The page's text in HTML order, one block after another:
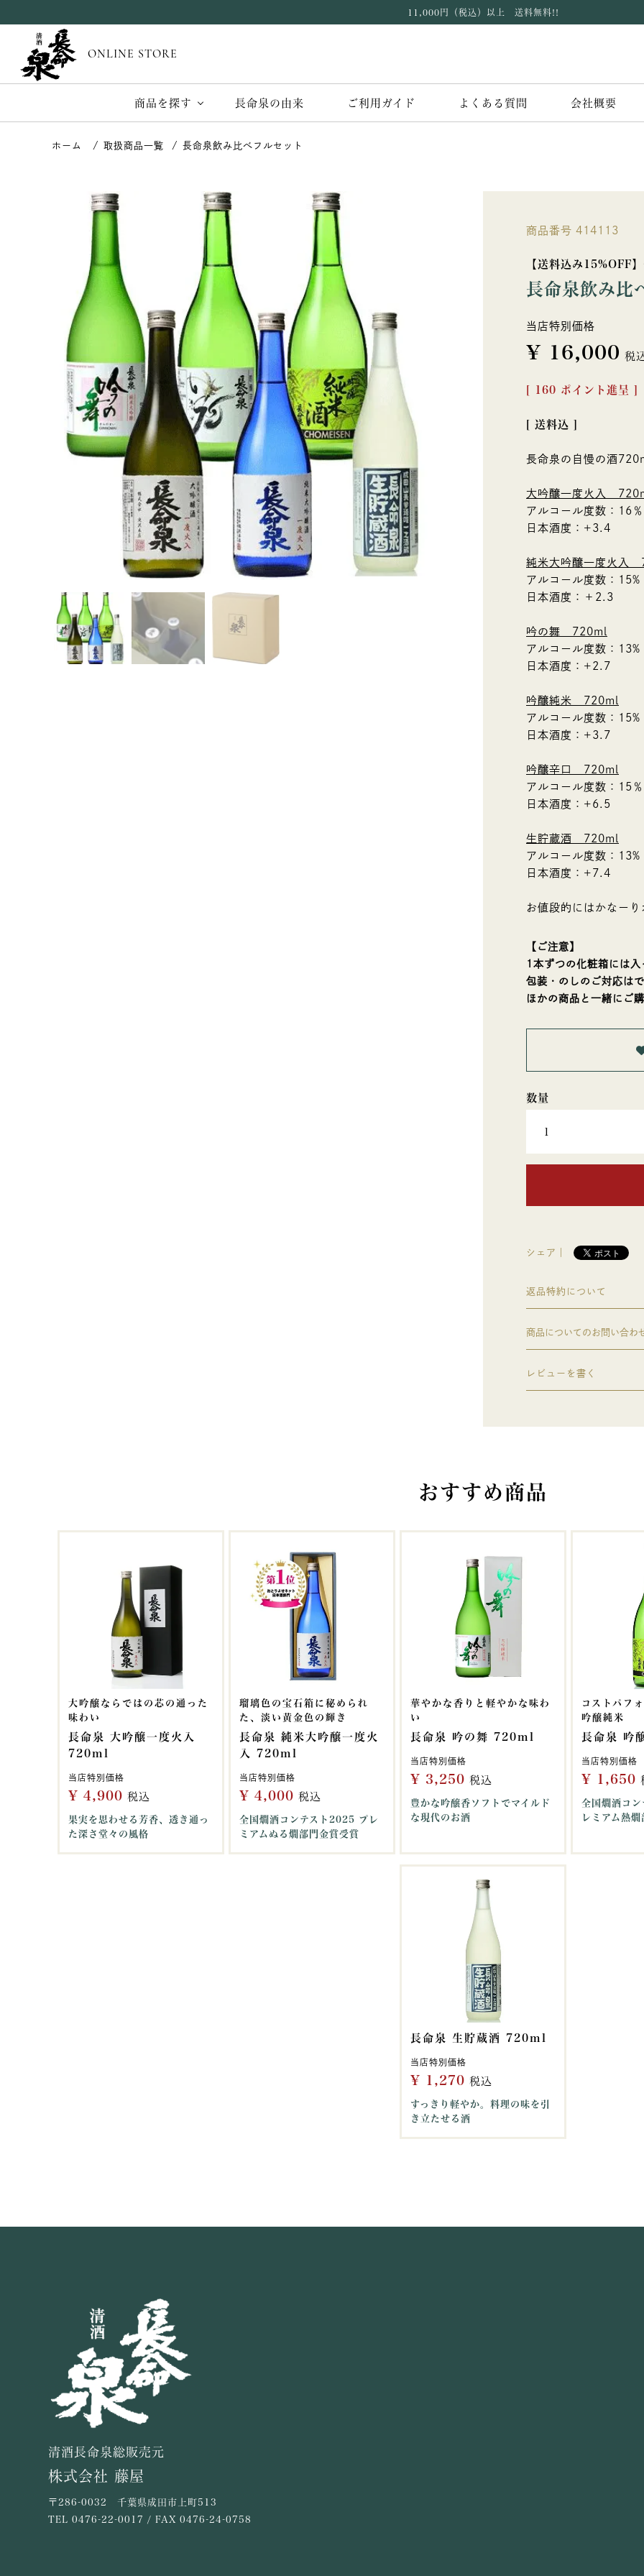
11,000円（税込）以上 送料無料!!
ONLINE STORE
商品を探す 長命泉の由来 ご利用ガイド よくある質問 会社概要
取扱商品一覧 長命泉飲み比べフルセット
商品番号 414113
【送料込み15%OFF
長命泉飲み比
当店特別価格
¥ 16,000 税
160 ポイント進呈 ]
送料込
長命泉の自慢の酒
大吟醸一度火入
アルコール度数：16％
日本酒度：+3.4
純米大吟醸一度火入
アルコール度数：15%
日本酒度：＋2.3
吟の舞 720ml
アルコール度数：13%
日本酒度：+2.7
吟醸純米 720ml
アルコール度数：15%
日本酒度：+3.7
吟醸辛口 720ml
アルコール度数：15％
日本酒度：+6.5
生貯蔵酒 720ml
アルコール度数：13%
日本酒度：+7.4
お値段的にはかなー
【ご注意】
1本ずつの化粧箱には
包装・のしのご対応は
ほかの商品と一緒にご
シェア｜
返品特約について
商品についてのお問い合わ
レビューを書く
おすすめ商品
大吟醸ならではの芯の通った
味わい
長命泉 大吟醸一度火入
720ml
当店特別価格
¥ 4,900 税込
果実を思わせる芳香、透き通っ
た深さ堂々の風格
瑠璃色の宝石箱に秘められ
た、淡い黄金色の輝き
長命泉 純米大吟醸一度火
入 720ml
当店特別価格
¥ 4,000 税込
全国燗酒コンテスト2025 プレ
ミアムぬる燗部門金賞受賞
華やかな香りと軽やかな味わ
い
長命泉 吟の舞 720ml
当店特別価格
¥ 3,250 税込
豊かな吟醸香ソフトでマイルド
な現代のお酒
コストパフ
吟醸純米
長命泉 吟
当店特別価格
¥ 1,650
全国燗酒コ
レミアム熱
長命泉 生貯蔵酒 720ml
当店特別価格
¥ 1,270 税込
すっきり軽やか。料理の味を引
き立たせる酒
清酒長命泉総販売元
株式会社 藤屋
〒286-0032 千葉県成田市上町513
TEL0476-22-0017 / FAX 0476-24-0758